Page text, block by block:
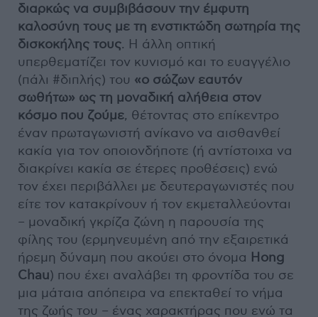
διαρκώς να συμβιβάσουν την έμφυτη
καλοσύνη τους με τη ενστικτώδη σωτηρία της
δισκοκήλης τους. Η άλλη οπτική
υπερθεματίζει τον κυνισμό και το ευαγγέλιο
(πάλι #διπλής) του «ο σώζων εαυτόν
σωθήτω» ως τη μοναδική αλήθεια στον
κόσμο που ζούμε, θέτοντας στο επίκεντρο
έναν πρωταγωνιστή ανίκανο να αισθανθεί
κακία για τον οποιονδήποτε (ή αντίστοιχα να
διακρίνει κακία σε έτερες προθέσεις) ενώ
τον έχει περιβάλλει με δευτεραγωνιστές που
είτε τον κατακρίνουν ή τον εκμεταλλεύονται
– μοναδική γκρίζα ζώνη η παρουσία της
φίλης του (ερμηνευμένη από την εξαιρετικά
ήρεμη δύναμη που ακούει στο όνομα Hong
Chau) που έχει αναλάβει τη φροντίδα του σε
μια μάταια απόπειρα να επεκταθεί το νήμα
της ζωής του – ένας χαρακτήρας που ενώ τα